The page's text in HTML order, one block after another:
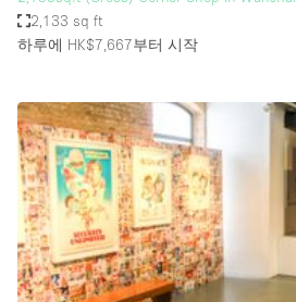
Air Conditioning
Animals Friendly
Bar
Bathroom
Car Display
2,133 sq ft
하루에 HK$7,667부터 시작